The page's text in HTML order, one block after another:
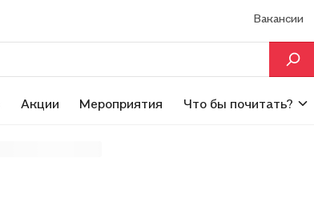
Вакансии
Акции Мероприятия Что бы почитать?